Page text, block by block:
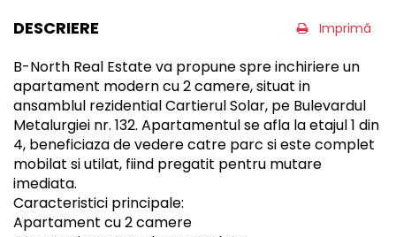
DESCRIERE Imprimă
B-North Real Estate va propune spre inchiriere un
apartament modern cu 2 camere, situat in
ansamblul rezidential Cartierul Solar, pe Bulevardul
Metalurgiei nr. 132. Apartamentul se afla la etajul 1 din
4, beneficiaza de vedere catre parc si este complet
mobilat si utilat, fiind pregatit pentru mutare
imediata.
Caracteristici principale:
Apartament cu 2 camere